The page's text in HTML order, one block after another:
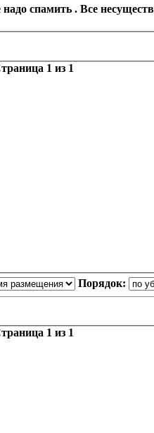
спамить . Все
1 из 1
Порядок:
1 из 1